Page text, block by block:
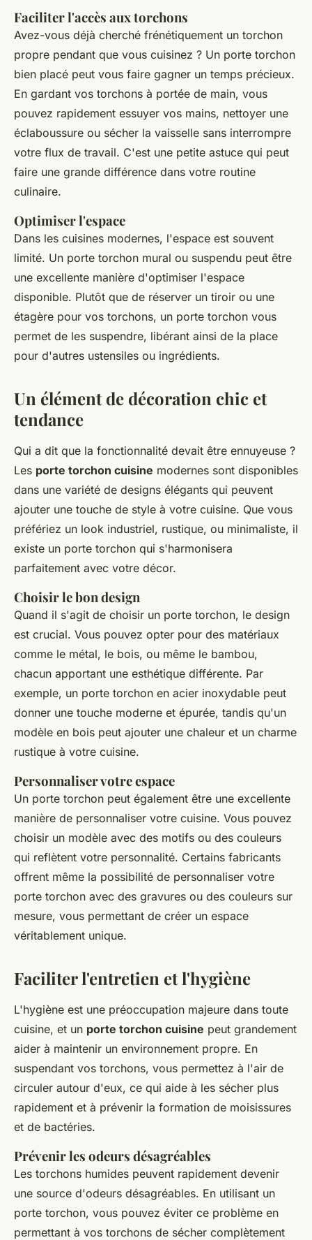
Faciliter l'accès aux torchons
Avez-vous déjà cherché frénétiquement un torchon
propre pendant que vous cuisinez ? Un porte torchon
bien placé peut vous faire gagner un temps précieux.
En gardant vos torchons à portée de main, vous
pouvez rapidement essuyer vos mains, nettoyer une
éclaboussure ou sécher la vaisselle sans interrompre
votre flux de travail. C'est une petite astuce qui peut
faire une grande différence dans votre routine
culinaire.
Optimiser l'espace
Dans les cuisines modernes, l'espace est souvent
limité. Un porte torchon mural ou suspendu peut être
une excellente manière d'optimiser l'espace
disponible. Plutôt que de réserver un tiroir ou une
étagère pour vos torchons, un porte torchon vous
permet de les suspendre, libérant ainsi de la place
pour d'autres ustensiles ou ingrédients.
Un élément de décoration chic et
tendance
Qui a dit que la fonctionnalité devait être ennuyeuse ?
Les porte torchon cuisine modernes sont disponibles
dans une variété de designs élégants qui peuvent
ajouter une touche de style à votre cuisine. Que vous
préfériez un look industriel, rustique, ou minimaliste, il
existe un porte torchon qui s'harmonisera
parfaitement avec votre décor.
Choisir le bon design
Quand il s'agit de choisir un porte torchon, le design
est crucial. Vous pouvez opter pour des matériaux
comme le métal, le bois, ou même le bambou,
chacun apportant une esthétique différente. Par
exemple, un porte torchon en acier inoxydable peut
donner une touche moderne et épurée, tandis qu'un
modèle en bois peut ajouter une chaleur et un charme
rustique à votre cuisine.
Personnaliser votre espace
Un porte torchon peut également être une excellente
manière de personnaliser votre cuisine. Vous pouvez
choisir un modèle avec des motifs ou des couleurs
qui reflètent votre personnalité. Certains fabricants
offrent même la possibilité de personnaliser votre
porte torchon avec des gravures ou des couleurs sur
mesure, vous permettant de créer un espace
véritablement unique.
Faciliter l'entretien et l'hygiène
L'hygiène est une préoccupation majeure dans toute
cuisine, et un porte torchon cuisine peut grandement
aider à maintenir un environnement propre. En
suspendant vos torchons, vous permettez à l'air de
circuler autour d'eux, ce qui aide à les sécher plus
rapidement et à prévenir la formation de moisissures
et de bactéries.
Prévenir les odeurs désagréables
Les torchons humides peuvent rapidement devenir
une source d'odeurs désagréables. En utilisant un
porte torchon, vous pouvez éviter ce problème en
permettant à vos torchons de sécher complètement